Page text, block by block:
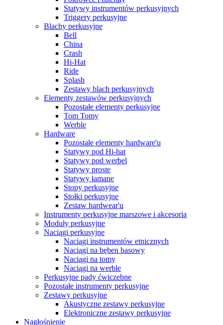
Statywy instrumentów perkusyjnych
Triggery perkusyjne
Blachy perkusyjne
Bell
China
Crash
Hi-Hat
Ride
Splash
Zestawy blach perkusyjnych
Elementy zestawów perkusyjnych
Pozostałe elementy perkusyjne
Tom Tomy
Werble
Hardware
Pozostałe elementy hardware'u
Statywy pod Hi-hat
Statywy pod werbel
Statywy proste
Statywy łamane
Stopy perkusyjne
Stołki perkusyjne
Zestaw hardwear'u
Instrumenty perkusyjne marszowe i akcesoria
Moduły perkusyjne
Naciągi perkusyjne
Naciągi instrumentów etnicznych
Naciągi na bęben basowy
Naciągi na tomy
Naciągi na werble
Perkusyjne pady ćwiczebne
Pozostałe instrumenty perkusyjne
Zestawy perkusyjne
Akustyczne zestawy perkusyjne
Elektroniczne zestawy perkusyjne
Nagłośnienie